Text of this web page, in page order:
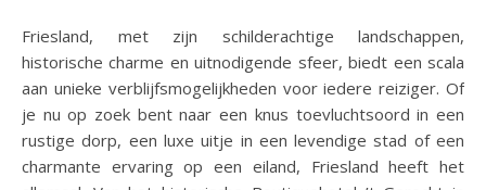
Friesland, met zijn schilderachtige landschappen,
historische charme en uitnodigende sfeer, biedt een scala
aan unieke verblijfsmogelijkheden voor iedere reiziger. Of
je nu op zoek bent naar een knus toevluchtsoord in een
rustige dorp, een luxe uitje in een levendige stad of een
charmante ervaring op een eiland, Friesland heeft het